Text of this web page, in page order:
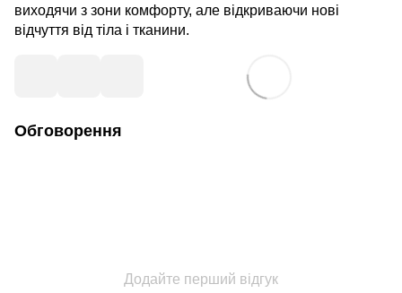
виходячи з зони комфорту, але відкриваючи нові
відчуття від тіла і тканини.
Обговорення
Додайте перший відгук